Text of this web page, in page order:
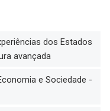
dos Estados
avançada
e Sociedade -